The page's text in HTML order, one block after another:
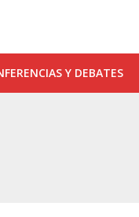
Y DEBATES